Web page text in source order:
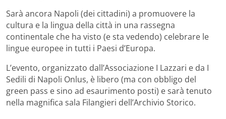
Sarà ancora Napoli (dei cittadini) a promuovere la
cultura e la lingua della città in una rassegna
continentale che ha visto (e sta vedendo) celebrare le
lingue europee in tutti i Paesi d’Europa.
L’evento, organizzato dall’Associazione I Lazzari e da I
Sedili di Napoli Onlus, è libero (ma con obbligo del
green pass e sino ad esaurimento posti) e sarà tenuto
nella magnifica sala Filangieri dell’Archivio Storico.